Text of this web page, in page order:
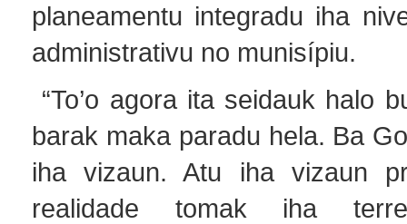
planeamentu integradu iha
administrativu no munisípiu.
“To’o agora ita seidauk halo
barak maka paradu hela. Ba
iha vizaun. Atu iha vizaun
realidade tomak iha